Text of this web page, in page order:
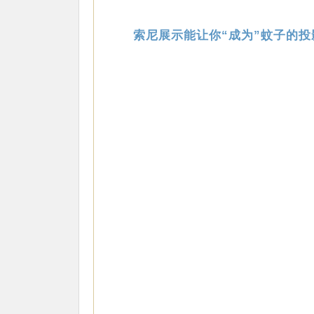
索尼展示能让你“成为”蚊子的